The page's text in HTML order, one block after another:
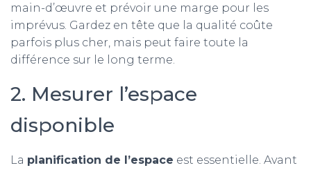
main-d’œuvre et prévoir une marge pour les
imprévus. Gardez en tête que la qualité coûte
parfois plus cher, mais peut faire toute la
différence sur le long terme.
2. Mesurer l’espace
disponible
La planification de l’espace est essentielle. Avant